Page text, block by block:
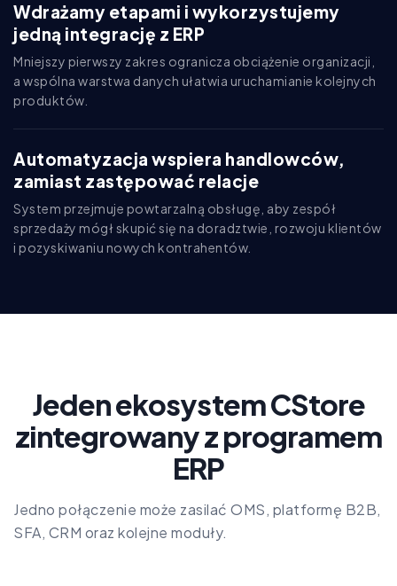
Wdrażamy etapami i wykorzystujemy
jedną integrację z ERP
Mniejszy pierwszy zakres ogranicza obciążenie organizacji,
a wspólna warstwa danych ułatwia uruchamianie kolejnych
produktów.
Automatyzacja wspiera handlowców,
zamiast zastępować relacje
System przejmuje powtarzalną obsługę, aby zespół
sprzedaży mógł skupić się na doradztwie, rozwoju klientów
i pozyskiwaniu nowych kontrahentów.
Jeden ekosystem CStore
zintegrowany z programem
ERP
Jedno połączenie może zasilać OMS, platformę B2B,
SFA, CRM oraz kolejne moduły.